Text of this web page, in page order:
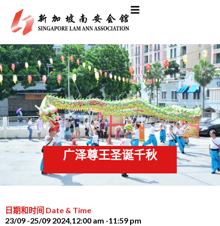
广泽尊王圣诞千秋
日期和时间 Date & Time
23/09 -25/09 2024,12:00 am -11:59 pm